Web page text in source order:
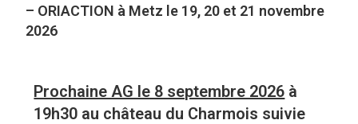
– ORIACTION à Metz le 19, 20 et 21 novembre
2026
Prochaine AG le 8 septembre 2026 à
19h30 au château du Charmois suivie